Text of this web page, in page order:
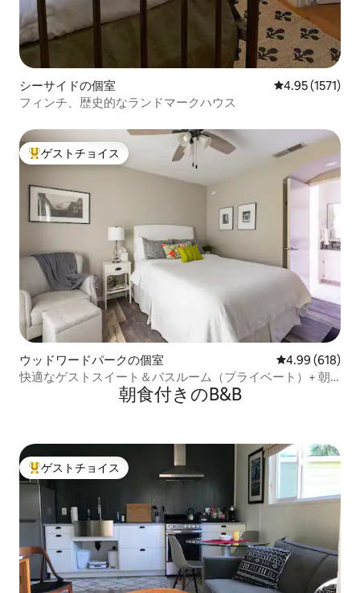
シーサイドの個室 レビュー1571
4.95 (1571)
フィンチ、歴史的なランドマークハウス
大好評のゲストチョイスです。
ゲストチョイス
ウッドワードパークの個室 レビュー618
4.99 (618)
快適なゲストスイート＆バスルーム（プライベート）+ 朝
朝食付きのB&B
大好評のゲストチョイスです。
ゲストチョイス